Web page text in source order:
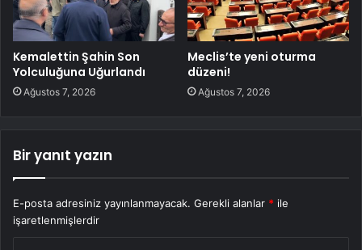
Kemalettin Şahin Son
Yolculuğuna Uğurlandı
Ağustos 7, 2026
Meclis’te yeni oturma
düzeni!
Ağustos 7, 2026
Bir yanıt yazın
E-posta adresiniz yayınlanmayacak. Gerekli alanlar * ile
işaretlenmişlerdir